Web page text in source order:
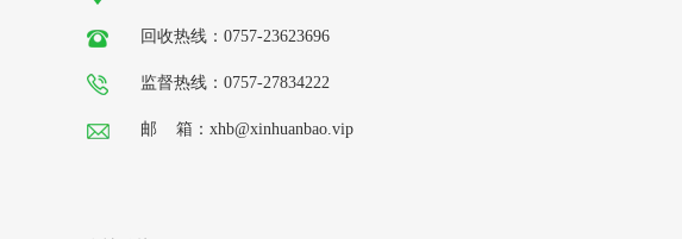
回收热线：0757-23623696
监督热线：0757-27834222
邮 箱：xhb@xinhuanbao.vip